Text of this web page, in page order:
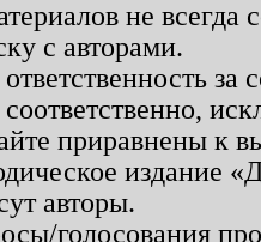
не
с авторами.
приравнены к
издание
авторы.
голосования